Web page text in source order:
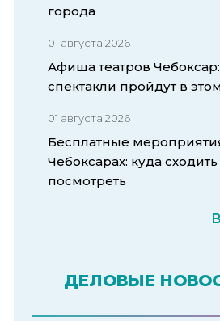
города
01 августа 2026
Афиша театров
спектакли пройдут в
01 августа 2026
Бесплатные
Чебоксарах: куда сходить
посмотреть
ДЕЛОВЫЕ